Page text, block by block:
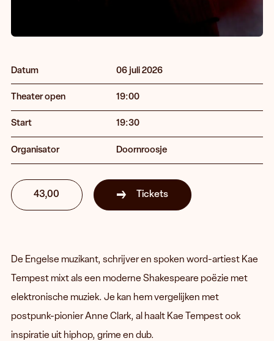
43,00 Tickets
Datum 06 juli 2026
Theater open 19:00
Start 19:30
Organisator Doornroosje
De Engelse muzikant, schrijver en spoken word-artiest Kae
Tempest mixt als een moderne Shakespeare poëzie met
elektronische muziek. Je kan hem vergelijken met
postpunk-pionier Anne Clark, al haalt Kae Tempest ook
inspiratie uit hiphop, grime en dub.